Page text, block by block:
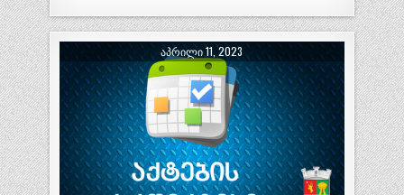
ᲐᲞᲠᲘᲚᲘ 11, 2023